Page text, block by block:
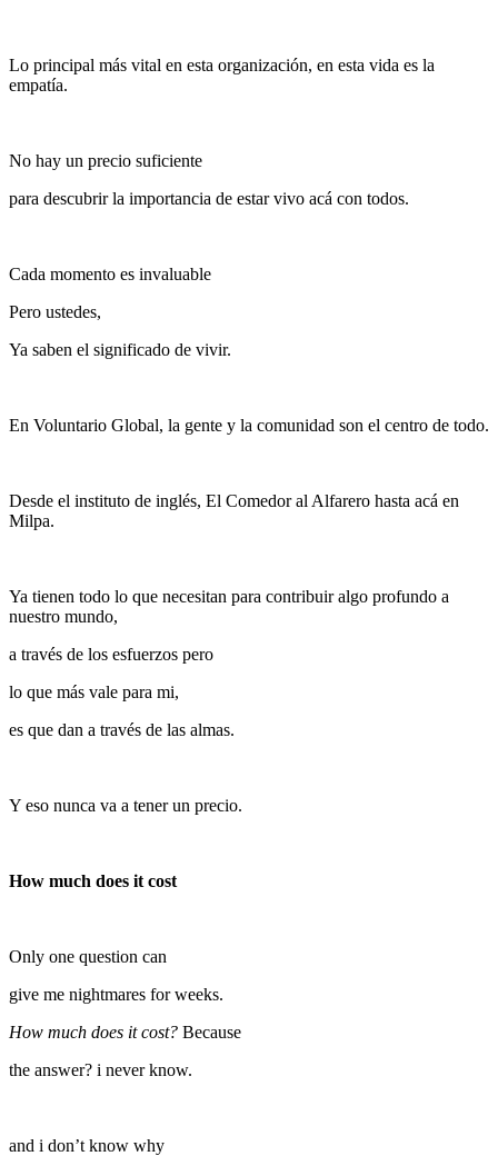
Lo principal más vital en esta organización, en esta vida es la
empatía.
No hay un precio suficiente
para descubrir la importancia de estar vivo acá con todos.
Cada momento es invaluable
Pero ustedes,
Ya saben el significado de vivir.
En Voluntario Global, la gente y la comunidad son el centro de todo.
Desde el instituto de inglés, El Comedor al Alfarero hasta acá en
Milpa.
Ya tienen todo lo que necesitan para contribuir algo profundo a
nuestro mundo,
a través de los esfuerzos pero
lo que más vale para mi,
es que dan a través de las almas.
Y eso nunca va a tener un precio.
How much does it cost
Only one question can
give me nightmares for weeks.
How much does it cost? Because
the answer? i never know.
and i don’t know why